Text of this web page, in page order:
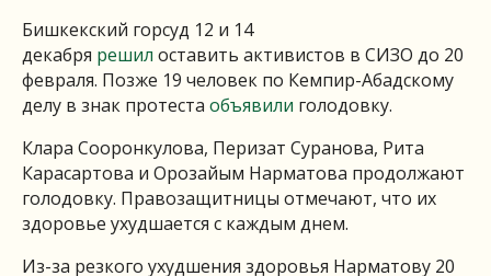
Бишкекский горсуд 12 и 14
декабря решил оставить активистов в СИЗО до 20
февраля. Позже 19 человек по Кемпир-Абадскому
делу в знак протеста объявили голодовку.
Клара Сооронкулова, Перизат Суранова, Рита
Карасартова и Орозайым Нарматова продолжают
голодовку. Правозащитницы отмечают, что их
здоровье ухудшается с каждым днем.
Из-за резкого ухудшения здоровья Нарматову 20